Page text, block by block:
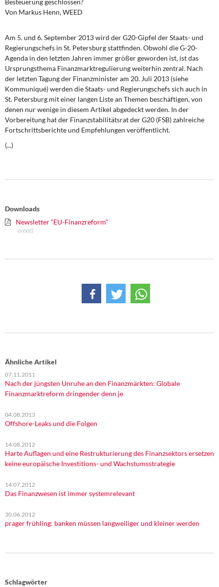
Institut Solidarische Moderne
Über mich
Kontakt
Von Markus Henn, WEED
Am 5. und 6. September 2013 wird der G20-Gipfel der Staats- und
Regierungschefs in St. Petersburg stattfinden. Obwohl die G-20-
Agenda in den letzten Jahren immer größer geworden ist, ist das
Ursprungsthema Finanzmarktregulierung weiterhin zentral. Nach
der letzten Tagung der Finanzminister am 20. Juli 2013 (siehe
Kommuniqué) werden die Staats- und Regierungschefs sich auch in
St. Petersburg mit einer langen Liste an Themen beschäftigen, von
denen nur wenige in diesem Artikel abgedeckt werden. In der
Vorbereitung hat der Finanzstabilitätsrat der G20 (FSB) zahlreiche
Fortschrittsberichte und Empfehlungen veröffentlicht.
(...)
Downloads
Newsletter “EU-Finanzreform”
weed
Ähnliche Artikel
07.11.2011
Nach der jüngsten Unruhe an den Finanzmärkten: Globale
Finanzmarktreform dringender denn je
04.08.2013
Offshore-Leaks und die Folgen
14.08.2012
Harte Auflagen und eine Restrukturierung des Finanzsektors ersetzen
keine europäische Investitions- und Wachstumsstrategie
14.07.2012
Das Finanzwesen ist immer systemrelevant
30.06.2012
prager frühling: banken müssen langweiliger und kleiner werden
Schlagwörter